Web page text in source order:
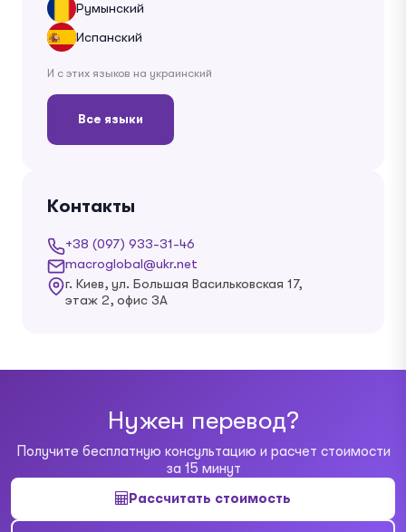
Румынский
Испанский
И с этих языков на украинский
Все языки
Контакты
+38 (097) 933-31-46
macroglobal@ukr.net
г. Киев, ул. Большая Васильковская 17,
этаж 2, офис 3А
Нужен перевод?
Получите бесплатную консультацию и расчет стоимости
за 15 минут
Рассчитать стоимость